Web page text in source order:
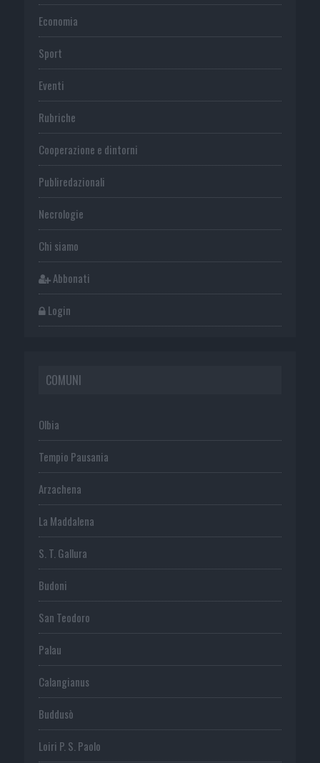
Economia
Sport
Eventi
Rubriche
Cooperazione e dintorni
Publiredazionali
Necrologie
Chi siamo
Abbonati
Login
COMUNI
Olbia
Tempio Pausania
Arzachena
La Maddalena
S. T. Gallura
Budoni
San Teodoro
Palau
Calangianus
Buddusò
Loiri P. S. Paolo